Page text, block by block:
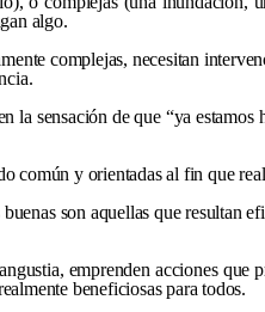
algo.
complejas, necesitan
la sensación de que “ya
común y orientadas al fin que
son aquellas que
emprenden acciones
beneficiosas para todos.